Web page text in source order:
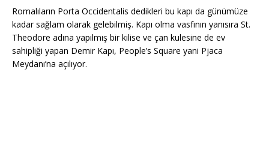
Romalıların Porta Occidentalis dedikleri bu kapı da günümüze
kadar sağlam olarak gelebilmiş. Kapı olma vasfının yanısıra St.
Theodore adına yapılmış bir kilise ve çan kulesine de ev
sahipliği yapan Demir Kapı, People’s Square yani Pjaca
Meydanı’na açılıyor.